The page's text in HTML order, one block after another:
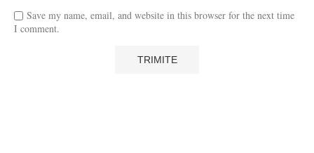
Save my name, email, and website in this browser for the next time
I comment.